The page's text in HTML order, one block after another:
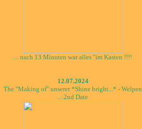
... nach 13 Minuten war alles "im Kasten !!!!
12.07.2024
The "Making of" unserer *Shine bright...* - Welpen
... 2nd Date